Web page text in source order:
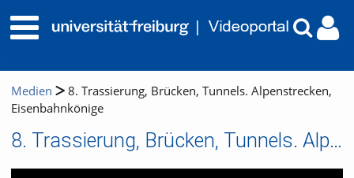
Medien
8. Trassierung, Brücken, Tunnels. Alpenstrecken,
Eisenbahnkönige
8. Trassierung, Brücken, Tunnels. Alpenstrecken, Eisenbahnkönige